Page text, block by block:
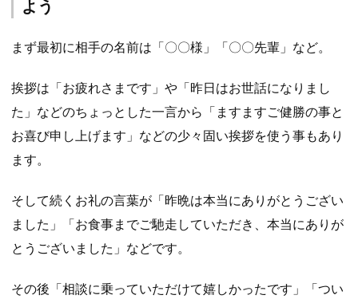
よう
まず最初に相手の名前は「〇〇様」「〇〇先輩」など。
挨拶は「お疲れさまです」や「昨日はお世話になりまし
た」などのちょっとした一言から「ますますご健勝の事と
お喜び申し上げます」などの少々固い挨拶を使う事もあり
ます。
そして続くお礼の言葉が「昨晩は本当にありがとうござい
ました」「お食事までご馳走していただき、本当にありが
とうございました」などです。
その後「相談に乗っていただけて嬉しかったです」「つい